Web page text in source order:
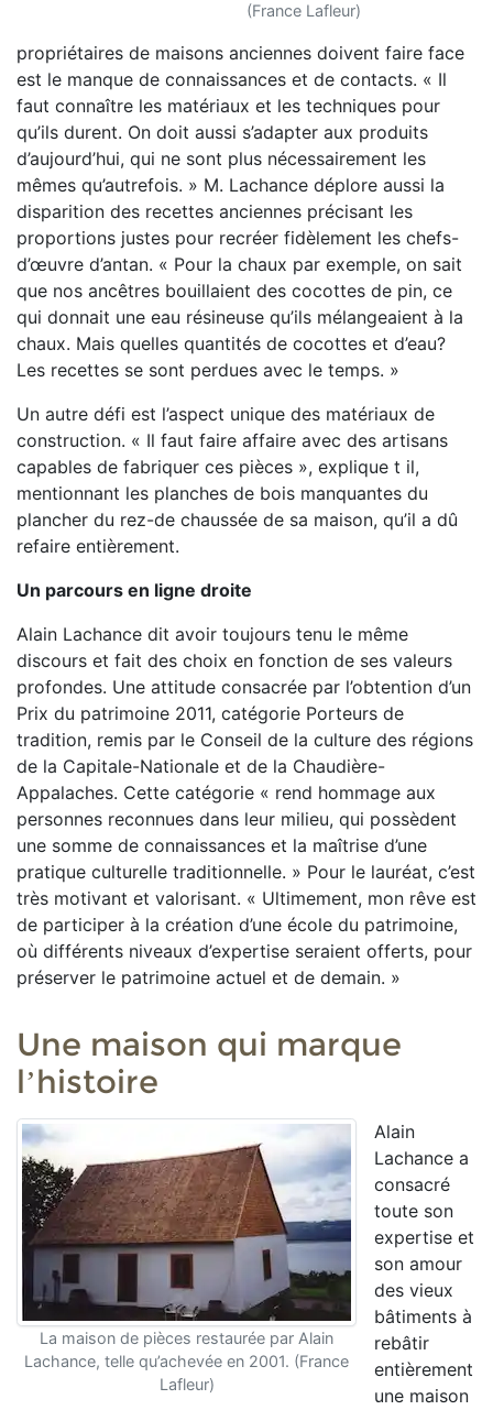
(France Lafleur)
propriétaires de maisons anciennes doivent faire face
est le manque de connaissances et de contacts. « Il
faut connaître les matériaux et les techniques pour
qu’ils durent. On doit aussi s’adapter aux produits
d’aujourd’hui, qui ne sont plus nécessairement les
mêmes qu’autrefois. » M. Lachance déplore aussi la
disparition des recettes anciennes précisant les
proportions justes pour recréer fidèlement les chefs-
d’œuvre d’antan. « Pour la chaux par exemple, on sait
que nos ancêtres bouillaient des cocottes de pin, ce
qui donnait une eau résineuse qu’ils mélangeaient à la
chaux. Mais quelles quantités de cocottes et d’eau?
Les recettes se sont perdues avec le temps. »
Un autre défi est l’aspect unique des matériaux de
construction. « Il faut faire affaire avec des artisans
capables de fabriquer ces pièces », explique t il,
mentionnant les planches de bois manquantes du
plancher du rez-de chaussée de sa maison, qu’il a dû
refaire entièrement.
Un parcours en ligne droite
Alain Lachance dit avoir toujours tenu le même
discours et fait des choix en fonction de ses valeurs
profondes. Une attitude consacrée par l’obtention d’un
Prix du patrimoine 2011, catégorie Porteurs de
tradition, remis par le Conseil de la culture des régions
de la Capitale-Nationale et de la Chaudière-
Appalaches. Cette catégorie « rend hommage aux
personnes reconnues dans leur milieu, qui possèdent
une somme de connaissances et la maîtrise d’une
pratique culturelle traditionnelle. » Pour le lauréat, c’est
très motivant et valorisant. « Ultimement, mon rêve est
de participer à la création d’une école du patrimoine,
où différents niveaux d’expertise seraient offerts, pour
préserver le patrimoine actuel et de demain. »
Une maison qui marque
l’histoire
La maison de pièces restaurée par Alain
Lachance, telle qu’achevée en 2001. (France
Lafleur)
Alain
Lachance a
consacré
toute son
expertise et
son amour
des vieux
bâtiments à
rebâtir
entièrement
une maison